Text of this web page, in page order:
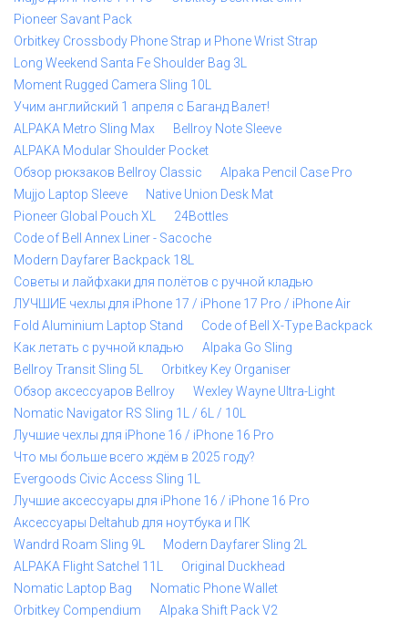
Pioneer Savant Pack
Orbitkey Crossbody Phone Strap и Phone Wrist Strap
Long Weekend Santa Fe Shoulder Bag 3L
Moment Rugged Camera Sling 10L
Учим английский 1 апреля с Баганд Валет!
ALPAKA Metro Sling Max
Bellroy Note Sleeve
ALPAKA Modular Shoulder Pocket
Обзор рюкзаков Bellroy Classic
Alpaka Pencil Case Pro
Mujjo Laptop Sleeve
Native Union Desk Mat
Pioneer Global Pouch XL
24Bottles
Code of Bell Annex Liner - Sacoche
Modern Dayfarer Backpack 18L
Советы и лайфхаки для полётов с ручной кладью
ЛУЧШИЕ чехлы для iPhone 17 / iPhone 17 Pro / iPhone Air
Fold Aluminium Laptop Stand
Code of Bell X-Type Backpack
Как летать с ручной кладью
Alpaka Go Sling
Bellroy Transit Sling 5L
Orbitkey Key Organiser
Обзор аксессуаров Bellroy
Wexley Wayne Ultra-Light
Nomatic Navigator RS Sling 1L / 6L / 10L
Лучшие чехлы для iPhone 16 / iPhone 16 Pro
Что мы больше всего ждём в 2025 году?
Evergoods Civic Access Sling 1L
Лучшие аксессуары для iPhone 16 / iPhone 16 Pro
Аксессуары Deltahub для ноутбука и ПК
Wandrd Roam Sling 9L
Modern Dayfarer Sling 2L
ALPAKA Flight Satchel 11L
Original Duckhead
Nomatic Laptop Bag
Nomatic Phone Wallet
Orbitkey Compendium
Alpaka Shift Pack V2